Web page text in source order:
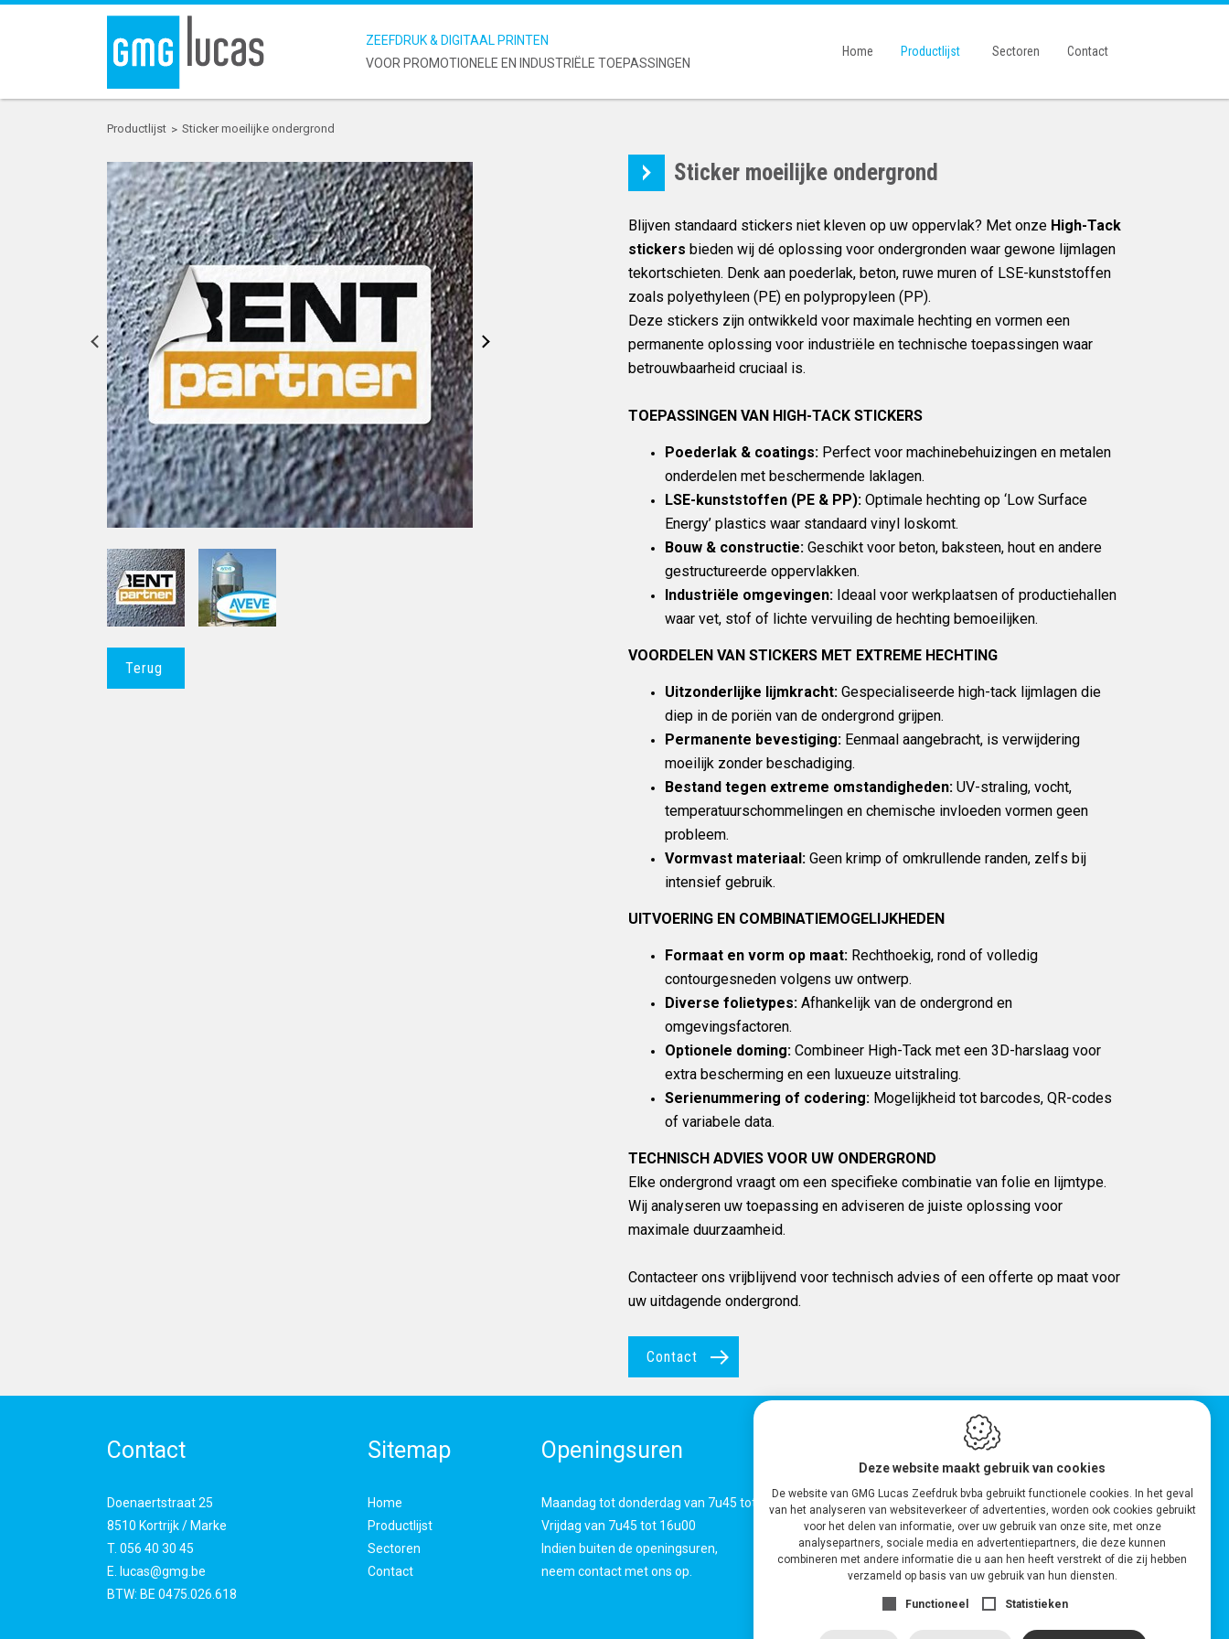
ZEEFDRUK & DIGITAAL PRINTEN
VOOR PROMOTIONELE EN INDUSTRIËLE TOEPASSINGEN
Home Productlijst Sectoren Contact
Productlijst Sticker moeilijke ondergrond
Terug
Sticker moeilijke ondergrond
Blijven standaard stickers niet kleven op uw oppervlak? Met onze High-Tack
stickers bieden wij dé oplossing voor ondergronden waar gewone lijmlagen
tekortschieten. Denk aan poederlak, beton, ruwe muren of LSE-kunststoffen
zoals polyethyleen (PE) en polypropyleen (PP).
Deze stickers zijn ontwikkeld voor maximale hechting en vormen een
permanente oplossing voor industriële en technische toepassingen waar
betrouwbaarheid cruciaal is.
TOEPASSINGEN VAN HIGH-TACK STICKERS
Poederlak & coatings: Perfect voor machinebehuizingen en metalen
onderdelen met beschermende laklagen.
LSE-kunststoffen (PE & PP): Optimale hechting op ‘Low Surface
Energy’ plastics waar standaard vinyl loskomt.
Bouw & constructie: Geschikt voor beton, baksteen, hout en andere
gestructureerde oppervlakken.
Industriële omgevingen: Ideaal voor werkplaatsen of productiehallen
waar vet, stof of lichte vervuiling de hechting bemoeilijken.
VOORDELEN VAN STICKERS MET EXTREME HECHTING
Uitzonderlijke lijmkracht: Gespecialiseerde high-tack lijmlagen die
diep in de poriën van de ondergrond grijpen.
Permanente bevestiging: Eenmaal aangebracht, is verwijdering
moeilijk zonder beschadiging.
Bestand tegen extreme omstandigheden: UV-straling, vocht,
temperatuurschommelingen en chemische invloeden vormen geen
probleem.
Vormvast materiaal: Geen krimp of omkrullende randen, zelfs bij
intensief gebruik.
UITVOERING EN COMBINATIEMOGELIJKHEDEN
Formaat en vorm op maat: Rechthoekig, rond of volledig
contourgesneden volgens uw ontwerp.
Diverse folietypes: Afhankelijk van de ondergrond en
omgevingsfactoren.
Optionele doming: Combineer High-Tack met een 3D-harslaag voor
extra bescherming en een luxueuze uitstraling.
Serienummering of codering: Mogelijkheid tot barcodes, QR-codes
of variabele data.
TECHNISCH ADVIES VOOR UW ONDERGROND
Elke ondergrond vraagt om een specifieke combinatie van folie en lijmtype.
Wij analyseren uw toepassing en adviseren de juiste oplossing voor
maximale duurzaamheid.
Contacteer ons vrijblijvend voor technisch advies of een offerte op maat voor
uw uitdagende ondergrond.
Contact
Contact
Doenaertstraat 25
8510 Kortrijk / Marke
T. 056 40 30 45
E.
lucas@gmg.be
BTW: BE 0475.026.618
Sitemap
Home
Productlijst
Sectoren
Contact
Openingsuren
Maandag tot donderdag van 7u45 tot 18u00
Vrijdag van 7u45 tot 16u00
Indien buiten de openingsuren,
neem contact met ons op.
"Hoogstaande
machines zorgen voor
een volledige productie
in eigen huis. Zo
garanderen we je altijd
een uitstekende
kwaliteit."
Deze website maakt gebruik van cookies
De website van GMG Lucas Zeefdruk bvba gebruikt functionele cookies. In het geval
van het analyseren van websiteverkeer of advertenties, worden ook cookies gebruikt
voor het delen van informatie, over uw gebruik van onze site, met onze
analysepartners, sociale media en advertentiepartners, die deze kunnen
combineren met andere informatie die u aan hen heeft verstrekt of die zij hebben
verzameld op basis van uw gebruik van hun diensten.
Functioneel Statistieken